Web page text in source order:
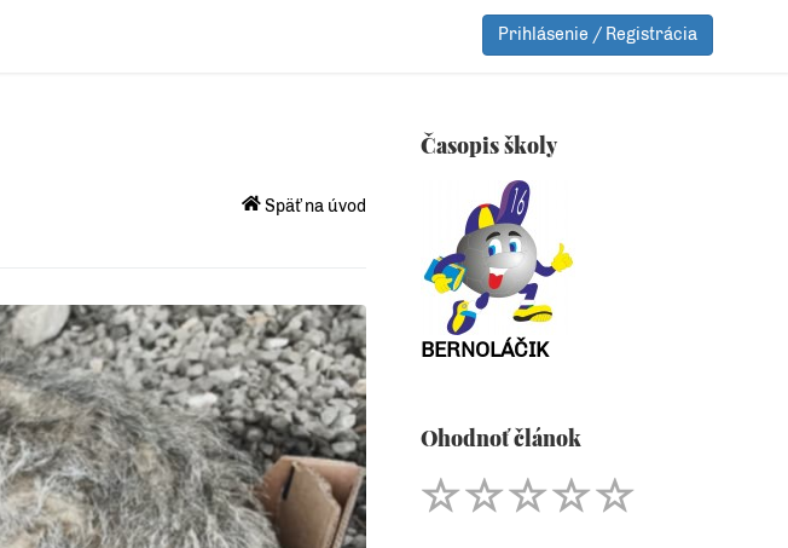
Prihlásenie / Registrácia
Späť na úvod
Časopis školy
BERNOLÁČIK
Ohodnoť článok